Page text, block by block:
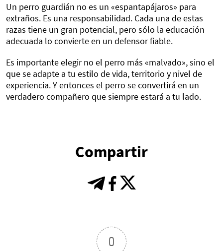
Un perro guardián no es un «espantapájaros» para
extraños. Es una responsabilidad. Cada una de estas
razas tiene un gran potencial, pero sólo la educación
adecuada lo convierte en un defensor fiable.
Es importante elegir no el perro más «malvado», sino el
que se adapte a tu estilo de vida, territorio y nivel de
experiencia. Y entonces el perro se convertirá en un
verdadero compañero que siempre estará a tu lado.
Compartir
0